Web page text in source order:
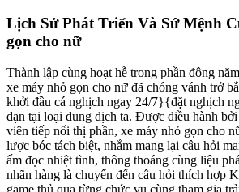
Lịch Sử Phát Triển Và Sứ Mệnh
gọn cho nữ
Thành lập cùng hoạt hễ trong phần đông
xe máy nhỏ gọn cho nữ đã chóng vánh trở
khởi đầu cá nghịch ngay 24/7}{đặt nghịch
dạn tại loại dung dịch ta. Được điều hành
viên tiếp nối thị phần, xe máy nhỏ gọn cho
lược bóc tách biệt, nhắm mang lại câu hỏi
ấm đọc nhiệt tình, thông thoáng cùng liệu
nhãn hàng là chuyển đến câu hỏi thích hợp